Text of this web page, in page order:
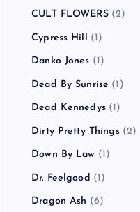
CULT FLOWERS(2)
Cypress Hill (1)
Danko Jones (1)
Dead By Sunrise (1)
Dead Kennedys(1)
Dirty Pretty Things(2)
Down By Law (1)
Dr. Feelgood (1)
Dragon Ash (6)